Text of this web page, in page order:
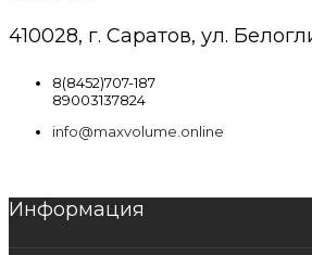
410028, г. Саратов, ул.
8(8452)707-187
89003137824
info@maxvolume.online
Информация